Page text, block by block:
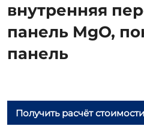
внутренняя
панель MgO,
панель
Получить расчёт стоимости